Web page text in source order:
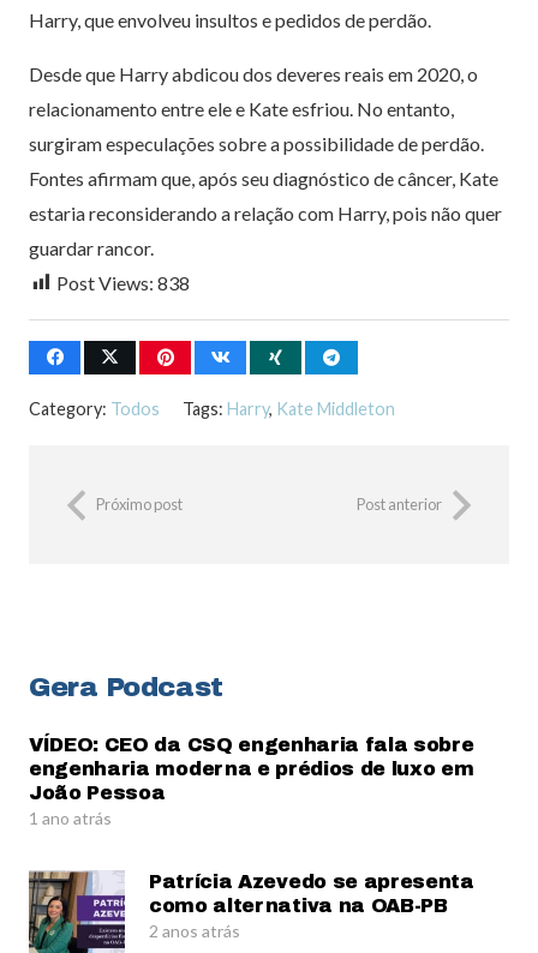
Harry, que envolveu insultos e pedidos de perdão.
Desde que Harry abdicou dos deveres reais em 2020, o
relacionamento entre ele e Kate esfriou. No entanto,
surgiram especulações sobre a possibilidade de perdão.
Fontes afirmam que, após seu diagnóstico de câncer, Kate
estaria reconsiderando a relação com Harry, pois não quer
guardar rancor.
Post Views: 838
Category: Todos Tags:Harry, Kate Middleton
Próximo post Post anterior
Gera Podcast
VÍDEO: CEO da CSQ engenharia fala sobre
engenharia moderna e prédios de luxo em
João Pessoa
1 ano atrás
Patrícia Azevedo se apresenta
como alternativa na OAB-PB
2 anos atrás